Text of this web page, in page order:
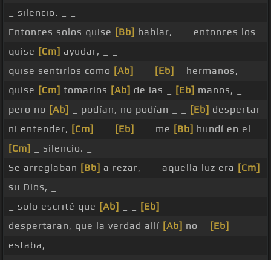
_ silencio. _ _
Entonces solos quise [Bb] hablar, _ _ entonces los
quise [Cm] ayudar, _ _
quise sentirlos como [Ab] [Eb]
_ hermanos,
quise [Cm] tomarlos [Ab] de las _ [Eb] manos, _
pero no [Ab] _ podían, no podían _ _ [Eb] despertar
ni entender, [Cm] [Eb] _ _ me [Bb] hundí en el _
[Cm]
_ silencio. _
Se arreglaban [Bb] a rezar, _ _ aquella luz era [Cm]
su Dios, _
_ solo escrité que [Ab]
[Eb]
despertaran, que la verdad allí [Ab] no _
[Eb]
estaba,